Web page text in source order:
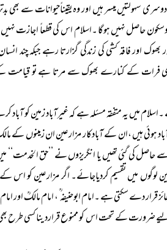
سہولتیں میسر ہیں اور وہ یقیناًحیوانات سے بھی
حاصل نہیں ہوگا ۔اسلام اس کی قطعاً اجازت نہیں
اور فاقہ کشی کی زندگی گزارتا رہے جبکہ چند
بھی فرات کے کنارے بھوک سے مرتا ہے تو
میں یہ متفقہ مسئلہ ہے کہ غیرآباد زمین کو آباد
ہیں ،ان کے آبادکار مزارعین ان زمینوں کے
حاصل کی گئی تھیں یا انگریزوں نے ’’حق الخدمت‘‘
لوگوں میں تقسیم کردیاجائے۔ اگر مزارعین کو اس کے
دے سکتی ہے ۔امام ابوحنیفہ ؒ ، امام مالکؒ اور
لیے ضرورت کے تحت اس کو ممنوع قرارد ینا کسی طرح